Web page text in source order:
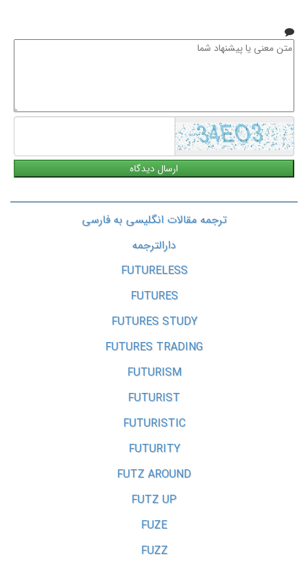
متن
ترجمه مقالات انگلیسی به فارسی
دارالترجمه
FUTURELESS
FUTURES
FUTURES STUDY
FUTURES TRADING
FUTURISM
FUTURIST
FUTURISTIC
FUTURITY
FUTZ AROUND
FUTZ UP
FUZE
FUZZ